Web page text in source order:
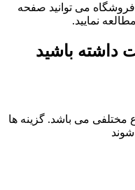
می توانید صفحه
نمایید.
داشته باشید
مختلفی می باشد. گزینه ها